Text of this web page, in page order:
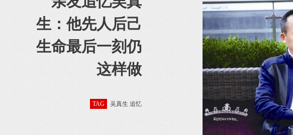
生：他先人后己
生命最后一刻仍
这样做
TAG 吴真生 追忆